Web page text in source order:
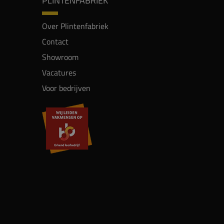
Over Plintenfabriek
Contact
Showroom
Vacatures
Voor bedrijven